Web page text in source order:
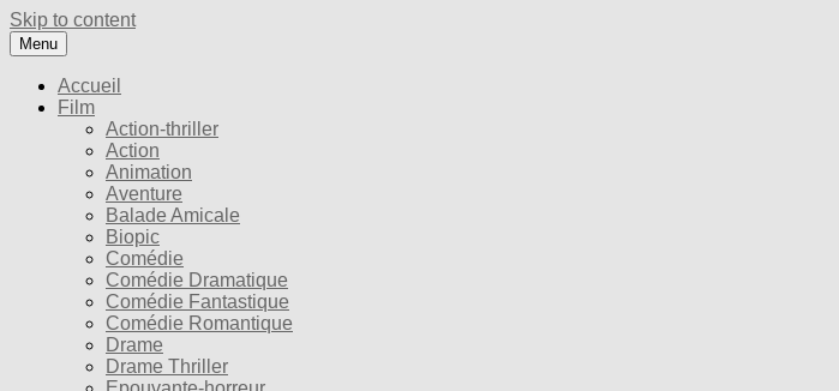
Skip to content
Menu
Accueil
Film
Action-thriller
Action
Animation
Aventure
Balade Amicale
Biopic
Comédie
Comédie Dramatique
Comédie Fantastique
Comédie Romantique
Drame
Drame Thriller